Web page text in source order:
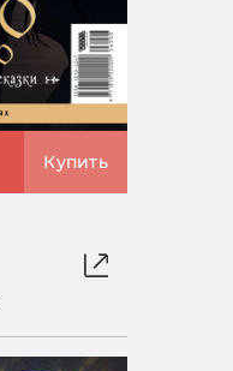
Купить